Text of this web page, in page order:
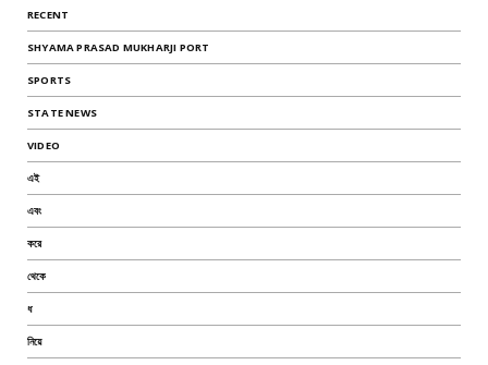
RECENT
SHYAMA PRASAD MUKHARJI PORT
SPORTS
STATE NEWS
VIDEO
এই
এবং
করে
থেকে
ধ
নিয়ে